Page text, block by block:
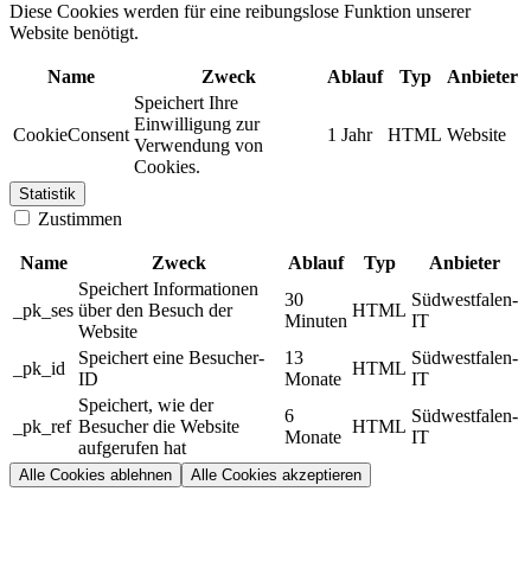
Diese Cookies werden für eine reibungslose Funktion unserer
Website benötigt.
Name Zweck Ablauf Typ Anbieter
CookieConsent
Speichert Ihre
Einwilligung zur
Verwendung von
Cookies.
1 Jahr HTML Website
Statistik
Zustimmen
Name Zweck Ablauf Typ Anbieter
_pk_ses
Speichert Informationen
über den Besuch der
Website
30
Minuten
HTML
Südwestfalen-
IT
_pk_id
Speichert eine Besucher-
ID
13
Monate
HTML
Südwestfalen-
IT
_pk_ref
Speichert, wie der
Besucher die Website
aufgerufen hat
6
Monate
HTML
Südwestfalen-
IT
Alle Cookies ablehnen Alle Cookies akzeptieren